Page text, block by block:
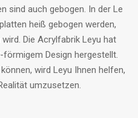
sind auch gebogen. In der Le
heiß gebogen werden,
Die Acrylfabrik Leyu hat
Design hergestellt.
wird Leyu Ihnen helfen,
umzusetzen.